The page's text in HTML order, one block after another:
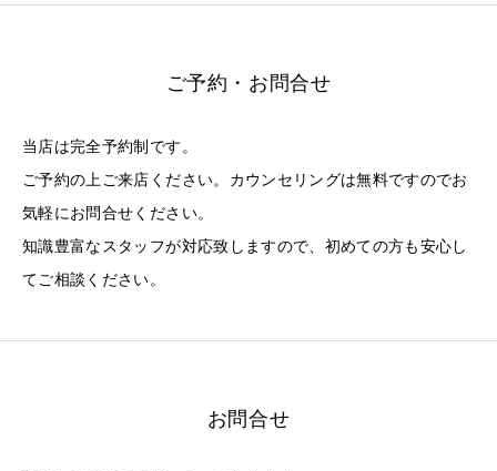
ご予約・お問合せ
当店は完全予約制です。
ご予約の上ご来店ください。カウンセリングは無料ですのでお
気軽にお問合せください。
知識豊富なスタッフが対応致しますので、初めての方も安心し
てご相談ください。
お問合せ